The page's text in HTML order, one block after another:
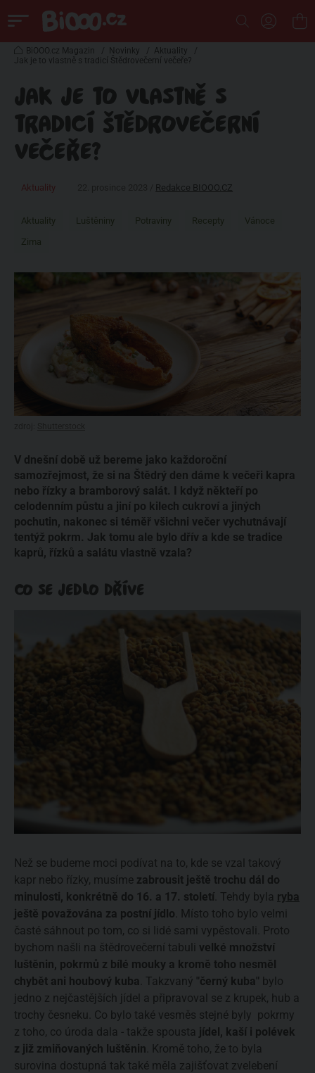
BiOOO.cz Magazin / Novinky / Aktuality
/
Jak je to vlastně s tradicí Štědrovečerní večeře?
JAK JE TO VLASTNĚ S
TRADICÍ ŠTĚDROVEČERNÍ
VEČEŘE?
Aktuality Redakce BIOOO.CZ
Aktuality Luštěniny Potraviny Recepty
Vánoce
Zima
V dnešní době už bereme jako každoroční
samozřejmost, že si na Štědrý den dáme k večeři kapra
nebo řízky a bramborový salát. I když někteří po
celodenním půstu a jiní po kilech cukroví a jiných
pochutin, nakonec si téměř všichni večer vychutnávají
tentýž pokrm. Jak tomu ale bylo dřív a kde se tradice
kaprů, řízků a salátu vlastně vzala?
CO SE JEDLO DŘÍVE
Než se budeme moci podívat na to, kde se vzal takový
kapr nebo řízky, musíme zabrousit ještě trochu dál do
minulosti, konkrétně do 16. a 17. století . Tehdy byla ryba
ještě považována za postní jídlo . Místo toho bylo velmi
časté sáhnout po tom, co si lidé sami vypěstovali. Proto
bychom našli na štědrovečerní tabuli velké množství
luštěnin, pokrmů z bílé mouky a kromě toho nesměl
chybět ani houbový kuba . Takzvaný "černý kuba" bylo
jedno z nejčastějších jídel a připravoval se z krupek, hub a
trochy česneku. Co bylo také vesměs stejné byly pokrmy
z toho, co úroda dala - takže spousta jídel, kaší i polévek
z již zmiňovaných luštěnin . Kromě toho, že to byla
surovina dostupná tak také měla zajišťovat zvelebení